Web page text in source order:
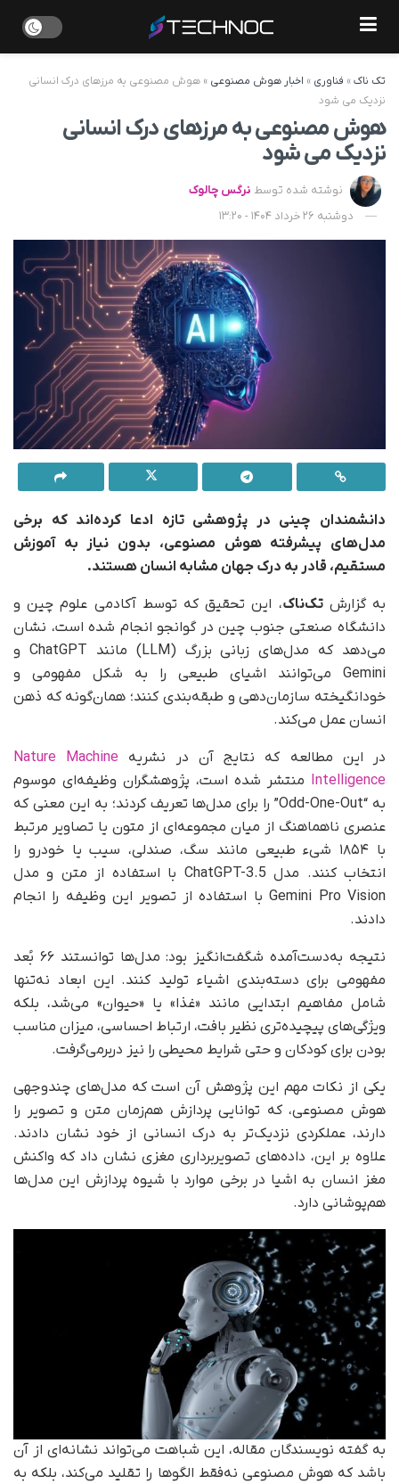
تک ناک» فناوری » اخبار هوش مصنوعی » هوش مصنوعی به مرزهای درک انسانی
نزدیک می‌ شود
هوش مصنوعی به مرزهای درک انسانی
نزدیک می‌ شود
نوشته شده توسط نرگس چالوک
دوشنبه 26 خرداد 1404 - 13:20
دانشمندان چینی در پژوهشی تازه ادعا کرده‌اند که برخی
مدل‌های پیشرفته هوش مصنوعی، بدون نیاز به آموزش
مستقیم، قادر به درک جهان مشابه انسان هستند.
به گزارشتک‌ناک، این تحقیق که توسط آکادمی علوم چین و
دانشگاه صنعتی جنوب چین در گوانجو انجام شده است، نشان
می‌دهد که مدل‌های زبانی بزرگ (LLM) مانند ChatGPT و
Gemini می‌توانند اشیای طبیعی را به‌ شکل مفهومی و
خودانگیخته سازمان‌دهی و طبقه‌بندی کنند؛ همان‌گونه که ذهن
انسان عمل می‌کند.
در این مطالعه که نتایج آن در نشریه Nature Machine
Intelligence منتشر شده است، پژوهشگران وظیفه‌ای موسوم
به “Odd-One-Out” را برای مدل‌ها تعریف کردند؛ به این معنی که
عنصری ناهماهنگ از میان مجموعه‌ای از متون یا تصاویر مرتبط
با ۱۸۵۴ شیء طبیعی مانند سگ، صندلی، سیب یا خودرو را
انتخاب کنند. مدل ChatGPT-3.5 با استفاده از متن و مدل
Gemini Pro Vision با استفاده از تصویر این وظیفه را انجام
دادند.
نتیجه‌ به‌دست‌آمده شگفت‌انگیز بود: مدل‌ها توانستند ۶۶ بُعد
مفهومی برای دسته‌بندی اشیاء تولید کنند. این ابعاد نه‌تنها
شامل مفاهیم ابتدایی مانند «غذا» یا «حیوان» می‌شد، بلکه
ویژگی‌های پیچیده‌تری نظیر بافت، ارتباط احساسی، میزان مناسب‌
بودن برای کودکان و حتی شرایط محیطی را نیز دربرمی‌گرفت.
یکی از نکات مهم این پژوهش آن است که مدل‌های چندوجهی
هوش مصنوعی، که توانایی پردازش هم‌زمان متن و تصویر را
دارند، عملکردی نزدیک‌تر به درک انسانی از خود نشان دادند.
علاوه بر این، داده‌های تصویربرداری مغزی نشان داد که واکنش
مغز انسان به اشیا در برخی موارد با شیوه‌ پردازش این مدل‌ها
هم‌پوشانی دارد.
به گفته‌ نویسندگان مقاله، این شباهت می‌تواند نشانه‌ای از آن
باشد که هوش مصنوعی نه‌فقط الگوها را تقلید می‌کند، بلکه به‌